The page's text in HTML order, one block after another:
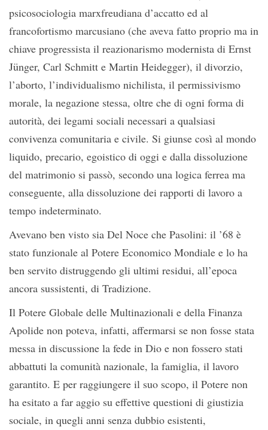
psicosociologia marxfreudiana d’accatto ed al
francofortismo marcusiano (che aveva fatto proprio ma in
chiave progressista il reazionarismo modernista di Ernst
Jünger, Carl Schmitt e Martin Heidegger), il divorzio,
l’aborto, l’individualismo nichilista, il permissivismo
morale, la negazione stessa, oltre che di ogni forma di
autorità, dei legami sociali necessari a qualsiasi
convivenza comunitaria e civile. Si giunse così al mondo
liquido, precario, egoistico di oggi e dalla dissoluzione
del matrimonio si passò, secondo una logica ferrea ma
conseguente, alla dissoluzione dei rapporti di lavoro a
tempo indeterminato.
Avevano ben visto sia Del Noce che Pasolini: il ’68 è
stato funzionale al Potere Economico Mondiale e lo ha
ben servito distruggendo gli ultimi residui, all’epoca
ancora sussistenti, di Tradizione.
Il Potere Globale delle Multinazionali e della Finanza
Apolide non poteva, infatti, affermarsi se non fosse stata
messa in discussione la fede in Dio e non fossero stati
abbattuti la comunità nazionale, la famiglia, il lavoro
garantito. E per raggiungere il suo scopo, il Potere non
ha esitato a far aggio su effettive questioni di giustizia
sociale, in quegli anni senza dubbio esistenti,